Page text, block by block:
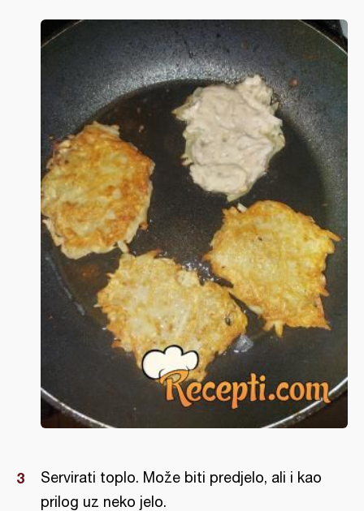
Servirati toplo. Može biti predjelo, ali i kao
prilog uz neko jelo.